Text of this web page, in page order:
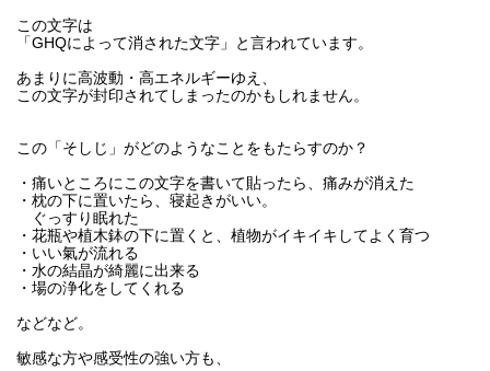
この文字は
「GHQによって消された文字」と言われています。
あまりに高波動・高エネルギーゆえ、
この文字が封印されてしまったのかもしれません。
この「そしじ」がどのようなことをもたらすのか？
・痛いところにこの文字を書いて貼ったら、痛みが消えた
・枕の下に置いたら、寝起きがいい。
ぐっすり眠れた
・花瓶や植木鉢の下に置くと、植物がイキイキしてよく育つ
・いい氣が流れる
・水の結晶が綺麗に出来る
・場の浄化をしてくれる
などなど。
敏感な方や感受性の強い方も、